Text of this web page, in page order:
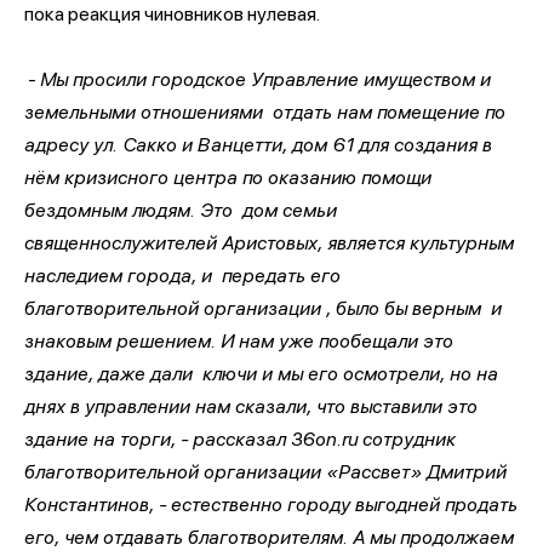
пока реакция чиновников нулевая.
- Мы просили городское Управление имуществом и
земельными отношениями отдать нам помещение по
адресу ул. Сакко и Ванцетти, дом 61 для создания в
нём кризисного центра по оказанию помощи
бездомным людям. Это дом семьи
священнослужителей Аристовых, является культурным
наследием города, и передать его
благотворительной организации , было бы верным и
знаковым решением. И нам уже пообещали это
здание, даже дали ключи и мы его осмотрели, но на
днях в управлении нам сказали, что выставили это
здание на торги, - рассказал 36on.ru сотрудник
благотворительной организации «Рассвет» Дмитрий
Константинов, - естественно городу выгодней продать
его, чем отдавать благотворителям. А мы продолжаем